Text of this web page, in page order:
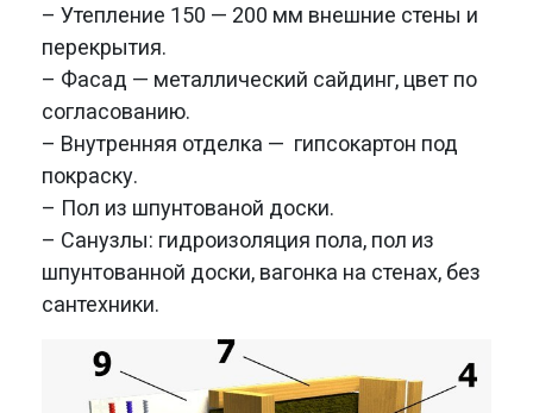
– Утепление 150 — 200 мм внешние стены и
перекрытия.
– Фасад — металлический сайдинг, цвет по
согласованию.
– Внутренняя отделка — гипсокартон под
покраску.
– Пол из шпунтованой доски.
– Санузлы: гидроизоляция пола, пол из
шпунтованной доски, вагонка на стенах, без
сантехники.